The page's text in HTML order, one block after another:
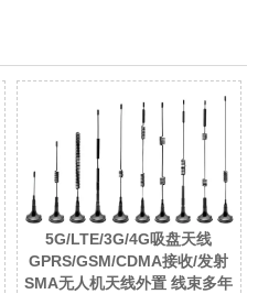
5G/LTE/3G/4G吸盘天线
GPRS/GSM/CDMA接收/发射
SMA无人机天线外置 线束多年